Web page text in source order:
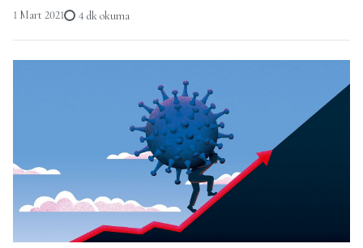
1 Mart 2021 4 dk okuma